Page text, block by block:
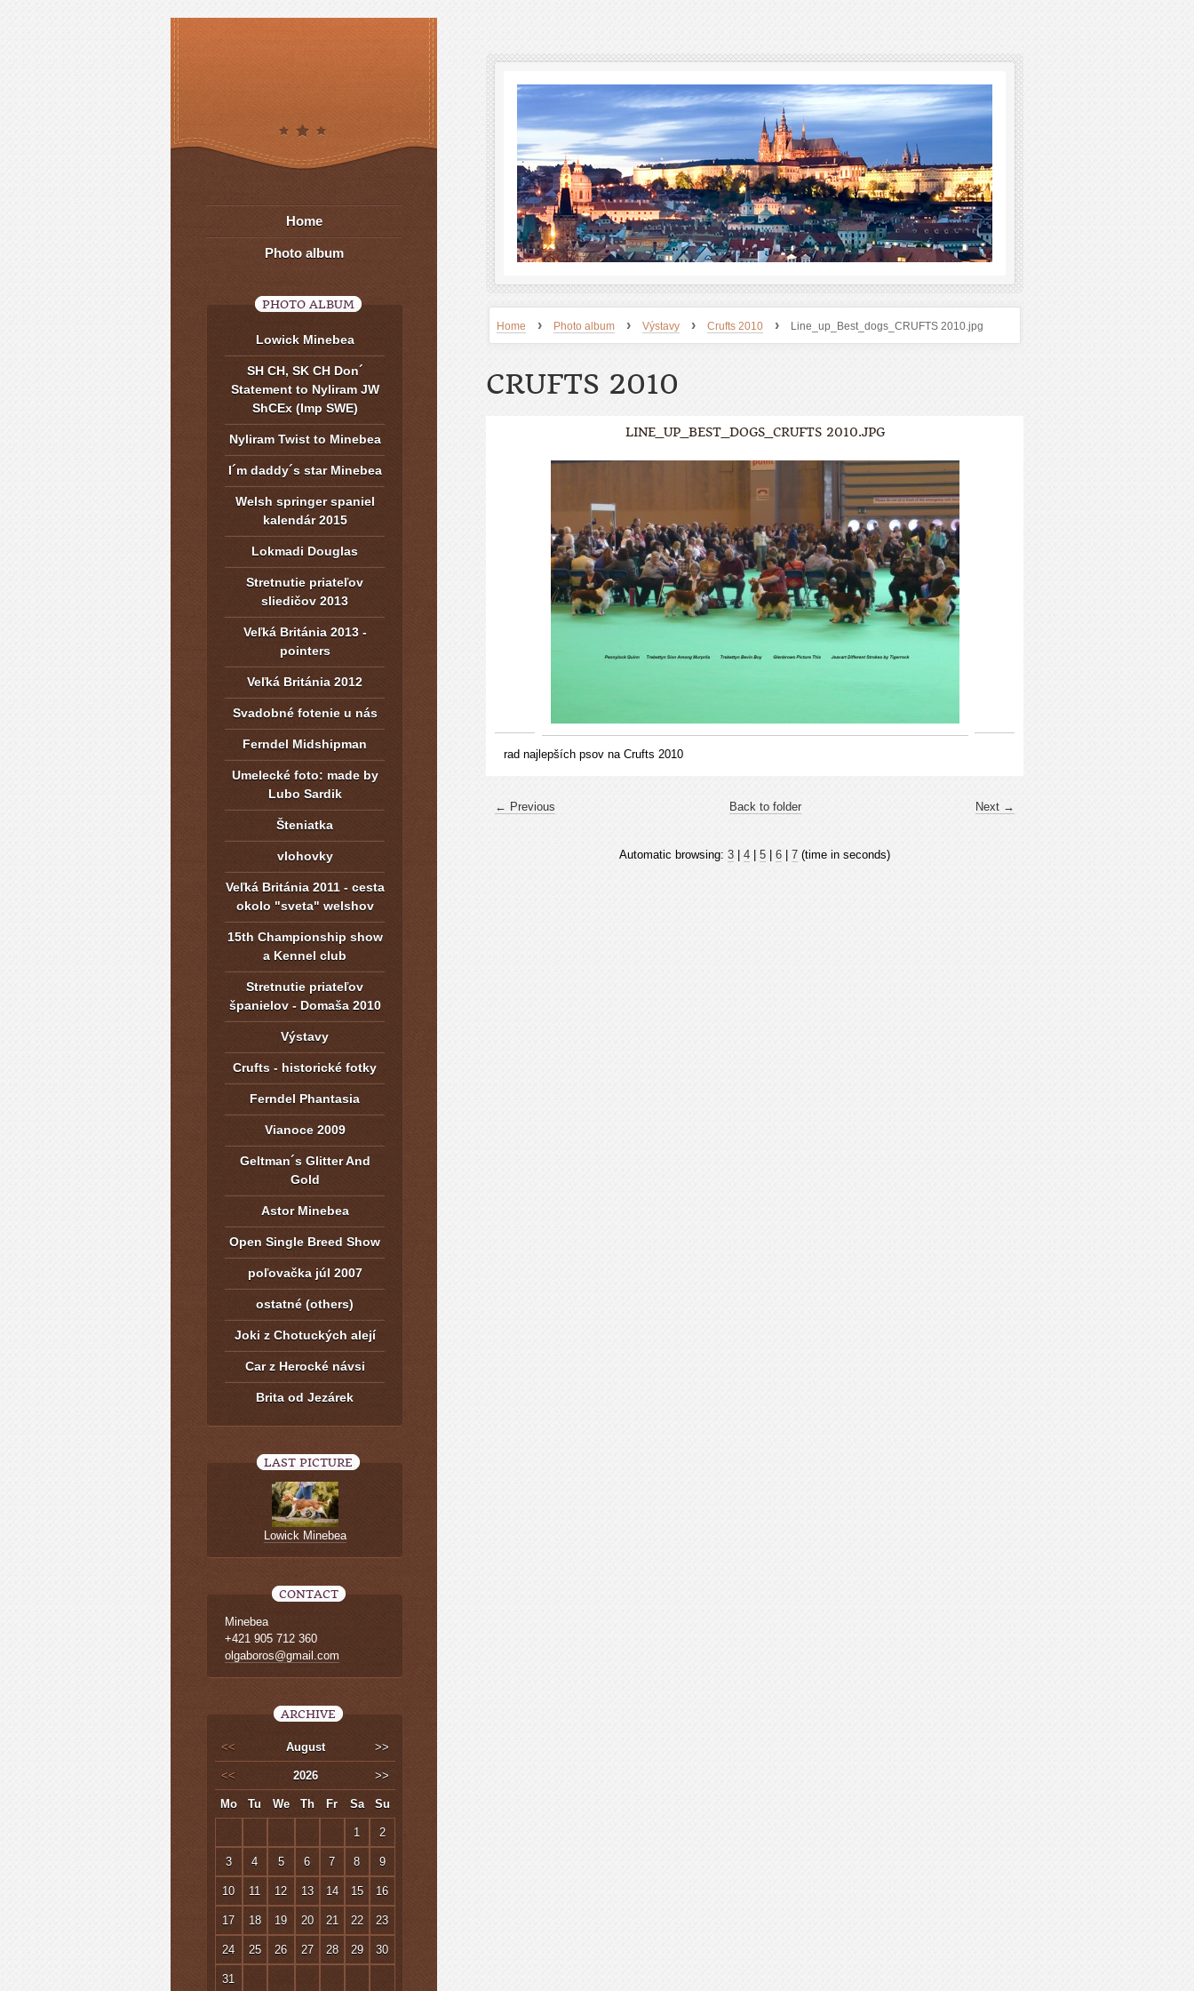
Home › Photo album › Výstavy › Crufts 2010 › Line_up_Best_dogs_CRUFTS 2010.jpg
CRUFTS 2010
LINE_UP_BEST_DOGS_CRUFTS 2010.JPG
rad najlepších psov na Crufts 2010
← Previous Next →
Back to folder
Automatic browsing: 3 4 5 6 7 (time in seconds)
Home
Photo album
PHOTO ALBUM
Lowick Minebea
SH CH, SK CH Don´
Statement to Nyliram JW
ShCEx (Imp SWE)
Nyliram Twist to Minebea
I´m daddy´s star Minebea
Welsh springer spaniel
kalendár 2015
Lokmadi Douglas
Stretnutie priateľov
sliedičov 2013
Veľká Británia 2013 -
pointers
Veľká Británia 2012
Svadobné fotenie u nás
Ferndel Midshipman
Umelecké foto: made by
Lubo Sardik
Šteniatka
vlohovky
Veľká Británia 2011 - cesta
okolo "sveta" welshov
15th Championship show
a Kennel club
Stretnutie priateľov
španielov - Domaša 2010
Výstavy
Crufts - historické fotky
Ferndel Phantasia
Vianoce 2009
Geltman´s Glitter And
Gold
Astor Minebea
Open Single Breed Show
poľovačka júl 2007
ostatné (others)
Joki z Chotuckých alejí
Car z Herocké návsi
Brita od Jezárek
LAST PICTURE
Lowick Minebea
CONTACT
Minebea
+421 905 712 360
olgaboros@gmail.com
ARCHIVE
<< August >>
<< 2026 >>
Mo Tu We Th Fr Sa Su
1 2
3 4 5 6 7 8 9
10 11 12 13 14 15 16
17 18 19 20 21 22 23
24 25 26 27 28 29 30
31